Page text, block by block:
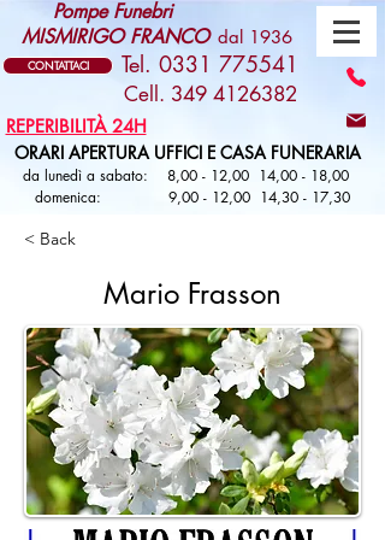
dal 1936
Pompe Funebri
MISMIRIGO FRANCO
CONTATTACI Tel. 0331 775541
Cell. 349 4126382
REPERIBILITÀ 24H
ORARI APERTURA UFFICI E CASA FUNERARIA
da lunedì a sabato: 8,00 - 12,00 14,00 - 18,00
domenica: 9,00 - 12,00 14,30 - 17,30
< Back
Mario Frasson